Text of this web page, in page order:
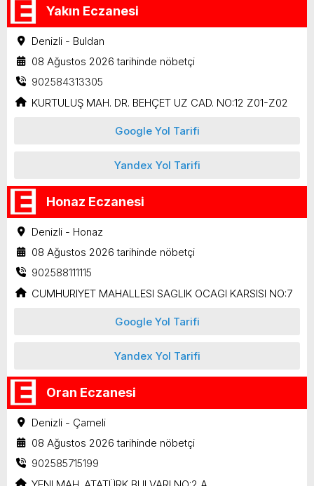
Yakın Eczanesi
Denizli - Buldan
08 Ağustos 2026 tarihinde nöbetçi
902584313305
KURTULUŞ MAH. DR. BEHÇET UZ CAD. NO:12 Z01-Z02
Google Yol Tarifi
Yandex Yol Tarifi
Honaz Eczanesi
Denizli - Honaz
08 Ağustos 2026 tarihinde nöbetçi
902588111115
CUMHURIYET MAHALLESI SAGLIK OCAGI KARSISI NO:7
Google Yol Tarifi
Yandex Yol Tarifi
Oran Eczanesi
Denizli - Çameli
08 Ağustos 2026 tarihinde nöbetçi
902585715199